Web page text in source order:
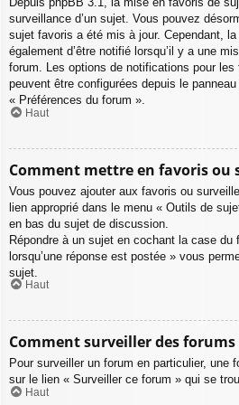
surveillance d’un sujet. Vous pouvez
sujet favoris a été mis à jour. Cependant,
également d’être notifié lorsqu’il y a une
forum. Les options de notifications pour
peuvent être configurées depuis le panneau
« Préférences du forum ».
Haut
Comment mettre en favoris ou
Vous pouvez ajouter aux favoris ou
lien approprié dans le menu « Outils de
en bas du sujet de discussion.
Répondre à un sujet en cochant la case du
lorsqu’une réponse est postée » vous
sujet.
Haut
Comment surveiller des forums
Pour surveiller un forum en particulier, une
sur le lien « Surveiller ce forum » qui se
Haut